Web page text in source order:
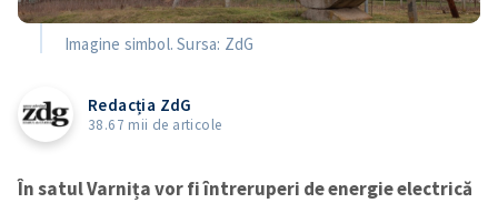
Imagine simbol. Sursa: ZdG
Redacția ZdG
38.67 mii de articole
În satul Varnița vor fi întreruperi de energie electrică